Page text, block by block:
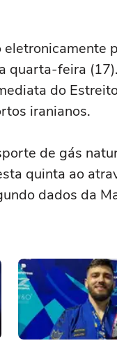
quarta-feira
do
iranianos.
de gás
quinta ao
dados da